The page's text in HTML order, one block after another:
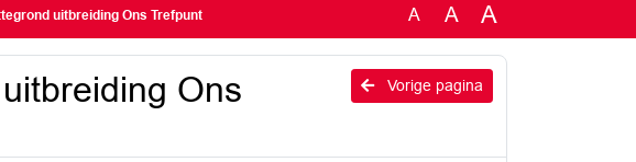
uitbreiding Ons Trefpunt A A A
Vorige pagina
Ons